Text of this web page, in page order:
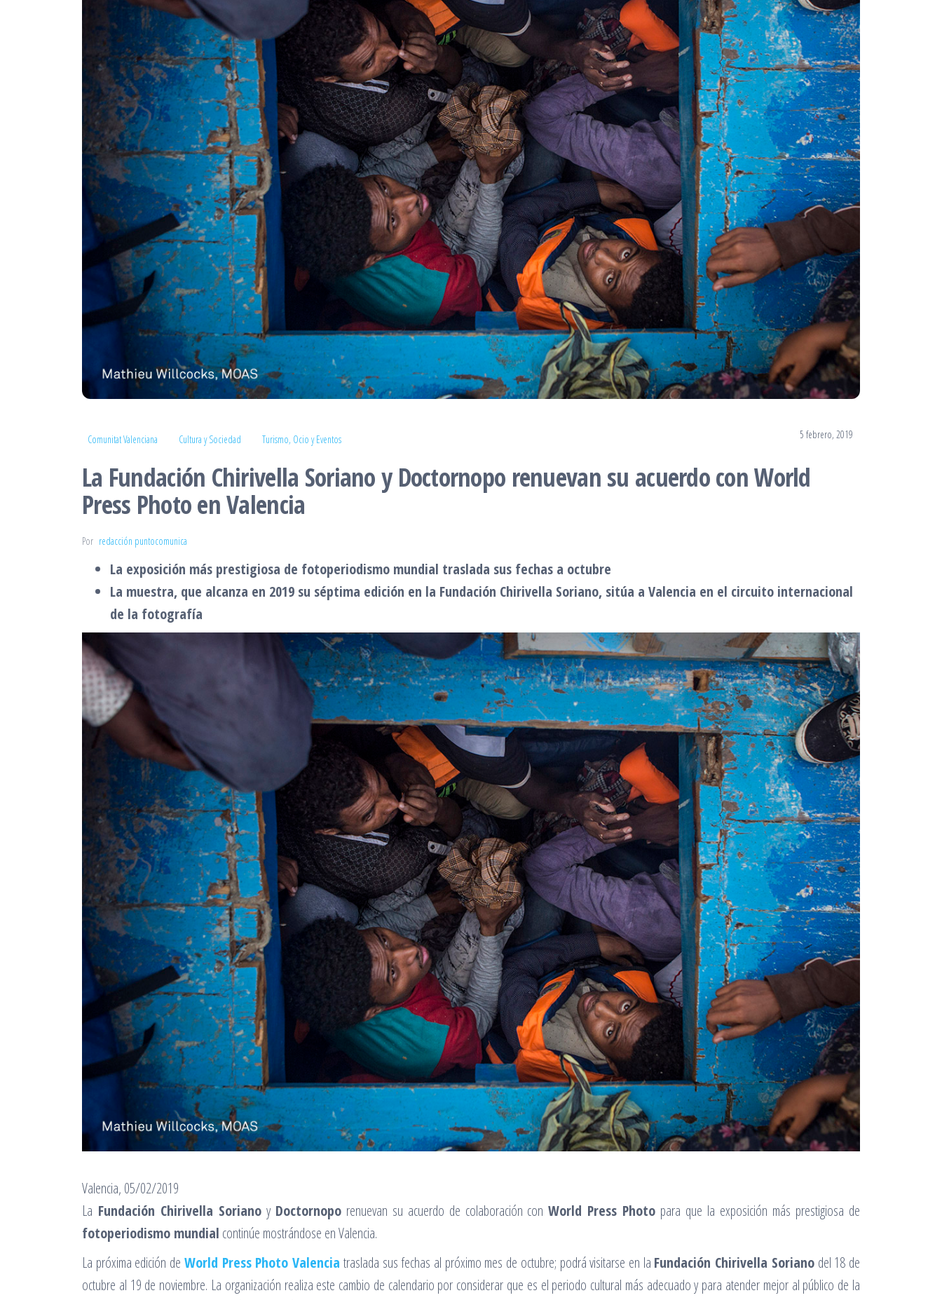
Comunitat Valenciana Cultura y Sociedad Turismo, Ocio y Eventos 5 febrero, 2019
La Fundación Chirivella Soriano y Doctornopo renuevan su acuerdo con World
Press Photo en Valencia
Por redacción puntocomunica
La exposición más prestigiosa de fotoperiodismo mundial traslada sus fechas a octubre
La muestra, que alcanza en 2019 su séptima edición en la Fundación Chirivella Soriano, sitúa a Valencia en el circuito internacional
de la fotografía
Valencia, 05/02/2019
La Fundación Chirivella Sorianoy Doctornoporenuevan su acuerdo de colaboración conWorld Press Photo para que la exposición más prestigiosa de
fotoperiodismo mundial continúe mostrándose en Valencia.
La próxima edición de World Press Photo Valencia traslada sus fechas al próximo mes de octubre; podrá visitarse en la Fundación Chirivella Sorianodel 18 de
octubre al 19 de noviembre. La organización realiza este cambio de calendario por considerar que es el periodo cultural más adecuado y para atender mejor al público de la